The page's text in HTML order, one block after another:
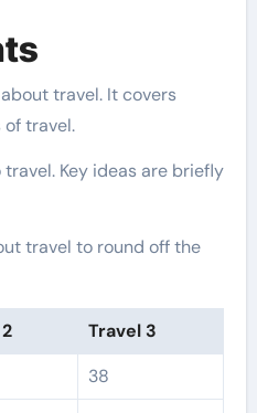
travel. It covers
travel.
Key ideas are briefly
travel to round off the
Travel 3
38